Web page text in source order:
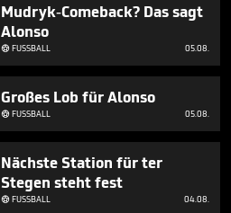
Mudryk-Comeback? Das sagt
Alonso
FUSSBALL 05.08.
Großes Lob für Alonso
FUSSBALL 05.08.
Nächste Station für ter
Stegen steht fest
FUSSBALL 04.08.